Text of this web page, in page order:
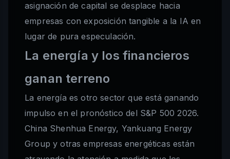
asignación de capital se desplace hacia
empresas con exposición tangible a la IA en
lugar de pura especulación.
La energía y los financieros
ganan terreno
La energía es otro sector que está ganando
impulso en el pronóstico del S&P 500 2026.
China Shenhua Energy, Yankuang Energy
Group y otras empresas energéticas están